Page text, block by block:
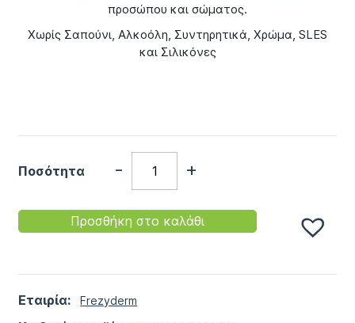
προσώπου και σώματος.
Χωρίς Σαπούνι, Αλκοόλη, Συντηρητικά, Χρώμα, SLES
και Σιλικόνες
Εταιρία: Frezyderm
Ποσότητα - +
Προσθήκη στο καλάθι